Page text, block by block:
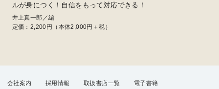
ルが身につく！自信をもって対応できる！
井上真一郎／編
定価： 2,200 円（本体2,000円＋税）
会社案内 採用情報 取扱書店一覧
電子書籍